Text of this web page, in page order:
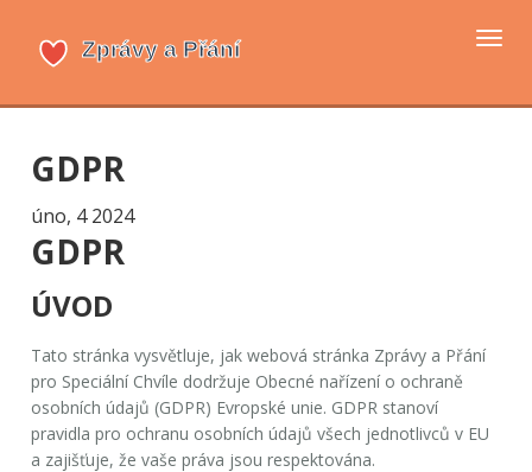
GDPR
úno, 4 2024
GDPR
ÚVOD
Tato stránka vysvětluje, jak webová stránka Zprávy a Přání
pro Speciální Chvíle dodržuje Obecné nařízení o ochraně
osobních údajů (GDPR) Evropské unie. GDPR stanoví
pravidla pro ochranu osobních údajů všech jednotlivců v EU
a zajišťuje, že vaše práva jsou respektována.